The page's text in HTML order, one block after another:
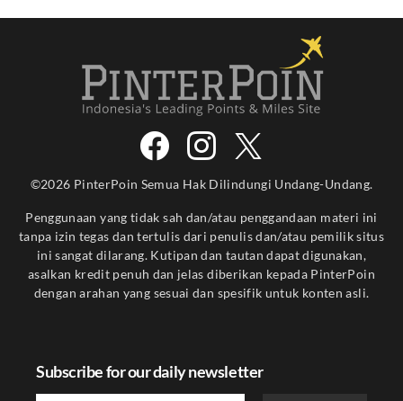
©2026 PinterPoin Semua Hak Dilindungi Undang-Undang.
Penggunaan yang tidak sah dan/atau penggandaan materi ini
tanpa izin tegas dan tertulis dari penulis dan/atau pemilik situs
ini sangat dilarang. Kutipan dan tautan dapat digunakan,
asalkan kredit penuh dan jelas diberikan kepada PinterPoin
dengan arahan yang sesuai dan spesifik untuk konten asli.
Subscribe for our daily newsletter